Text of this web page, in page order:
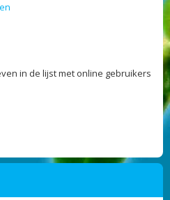
in de lijst met online gebruikers